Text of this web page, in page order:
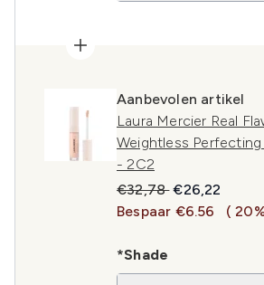
Aanbevolen artikel
Laura Mercier Real
Weightless
- 2C2
Recommended Retail
€32,78Huidige prijs:
€26,22
Bespaar €6.56
(
*Shade